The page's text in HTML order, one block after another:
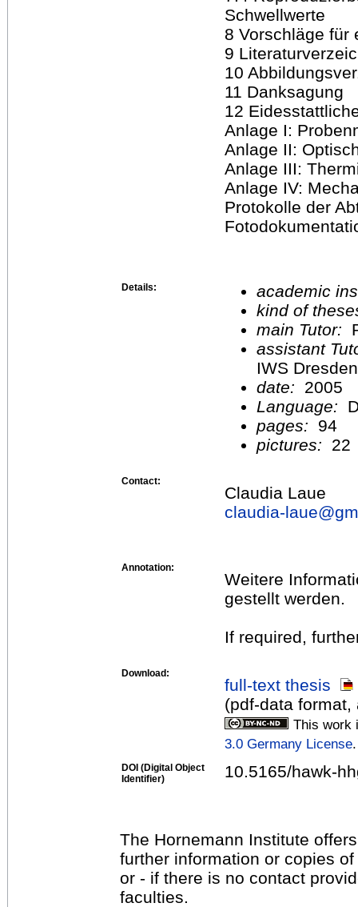
Schwellwerte
8 Vorschläge für
9
10
11 Danksagung
12
Anlage I:
Anlage II:
Anlage III:
Anlage IV:
Protokolle der
Details:
academic
kind of
main Tutor:
assistant
IWS Dresden
date:
2005
Language:
pages:
94
pictures:
22
Contact:
Claudia Laue
claudia-laue@
Annotation:
Weitere
gestellt werden.
If required,
Download:
full-text thesis
(pdf-data
This work
3.0 Germany License.
DOI (Digital Object
Identifier)
10.5165/hawk-
The Hornemann Institute
further information or copies
or - if there is no contact
faculties.